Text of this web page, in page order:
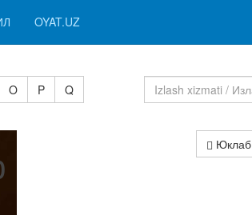
OYAT.UZ
O P
Q